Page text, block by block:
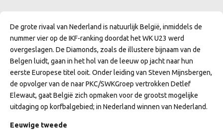
De grote rivaal van Nederland is natuurlijk België, inmiddels de
nummer vier op de IKF-ranking doordat het WK U23 werd
overgeslagen. De Diamonds, zoals de illustere bijnaam van de
Belgen luidt, gaan in het hol van de leeuw op jacht naar hun
eerste Europese titel ooit. Onder leiding van Steven Mijnsbergen,
de opvolger van de naar PKC/SWKGroep vertrokken Detlef
Elewaut, gaat België zich opmaken voor de grootst mogelijke
uitdaging op korfbalgebied; in Nederland winnen van Nederland.
Eeuwige tweede